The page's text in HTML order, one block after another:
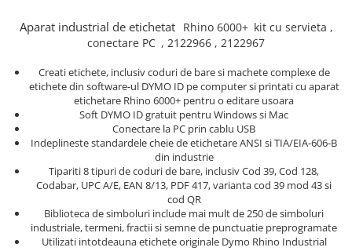
Etichete haine Aimo Phomemo
M200 | M220
Etichete Aimo rotunde
Etichete bijuterii Aimo Phomemo
Dymo
Batoane silicon cu sclipici
Batoane silicon Rapid Fun to Fix
Batoane silicon PVC/ Cabluri
Batoane silicon pluta
Batoane silicon piele intoarsa
Duze pentru pistoale de lipit
Clesti pentru nituri si popnituri
Nituri etansare Rapid
Nituri High performance Rapid
Nituri automotive Rapid colorate
Piulite nit Rapid
Truse de scule combinate pentru
Geanta | Rucsac pentru scule
Instrumente recuperatoare
magnetice
Pompe aspirator fludor si accesorii
Scule
Scule de mana KNIPEX
Scule multifunctionale si accesorii
Aparat industrial de etichetat Rhino 6000+ kit cu servieta ,
conectare PC , 2122966 , 2122967
Creati etichete, inclusiv coduri de bare si machete complexe de
etichete din software-ul DYMO ID pe computer si printati cu aparat
etichetare Rhino 6000+ pentru o editare usoara
Soft DYMO ID gratuit pentru Windows si Mac
Conectare la PC prin cablu USB
Indeplineste standardele cheie de etichetare ANSI si TIA/EIA-606-B
din industrie
Tipariti 8 tipuri de coduri de bare, inclusiv Cod 39, Cod 128,
Codabar, UPC A/E, EAN 8/13, PDF 417, varianta cod 39 mod 43 si
cod QR
Biblioteca de simboluri include mai mult de 250 de simboluri
industriale, termeni, fractii si semne de punctuatie preprogramate
Utilizati intotdeauna etichete originale Dymo Rhino Industrial